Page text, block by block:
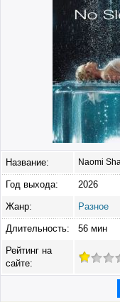
Название: Naomi
Год выхода: 2026
Жанр: Разное
Длительность: 56 мин
Рейтинг на
сайте: